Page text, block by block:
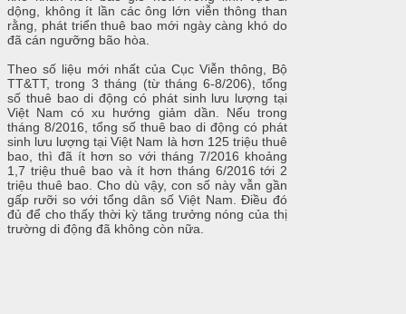
dộng, không ít lần các ông lớn viễn thông than
rằng, phát triển thuê bao mới ngày càng khó do
đã cán ngưỡng bão hòa.
Theo số liệu mới nhất của Cục Viễn thông, Bộ
TT&TT, trong 3 tháng (từ tháng 6-8/206), tổng
số thuê bao di động có phát sinh lưu lượng tại
Việt Nam có xu hướng giảm dần. Nếu trong
tháng 8/2016, tổng số thuê bao di động có phát
sinh lưu lượng tại Việt Nam là hơn 125 triệu thuê
bao, thì đã ít hơn so với tháng 7/2016 khoảng
1,7 triệu thuê bao và ít hơn tháng 6/2016 tới 2
triệu thuê bao. Cho dù vậy, con số này vẫn gần
gấp rưỡi so với tổng dân số Việt Nam. Điều đó
đủ để cho thấy thời kỳ tăng trưởng nóng của thị
trường di động đã không còn nữa.